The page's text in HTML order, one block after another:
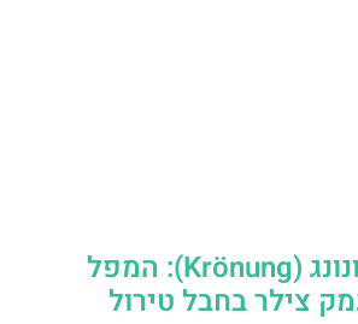
מפל המים קרונונג (Krönung): המפל
צילר בחבל טירול